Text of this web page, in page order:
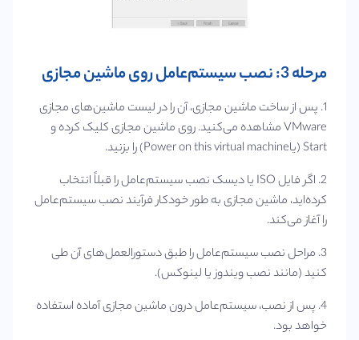
مرحله 3: نصب سیستم‌عامل روی ماشین مجازی
1. پس از ساخت ماشین مجازی، آن را در لیست ماشین‌های مجازی
VMware مشاهده می‌کنید. روی ماشین مجازی کلیک کرده و
Start (یاPower on this virtual machine) را بزنید.
2. اگر فایل ISO یا دیسک نصب سیستم‌عامل را قبلاً انتخاب
کرده‌اید، ماشین مجازی به طور خودکار فرآیند نصب سیستم‌عامل
را آغاز می‌کند.
3. مراحل نصب سیستم‌عامل را طبق دستورالعمل‌های آن طی
کنید (مانند نصب ویندوز یا لینوکس).
4. پس از نصب، سیستم‌عامل درون ماشین مجازی آماده استفاده
خواهد بود.